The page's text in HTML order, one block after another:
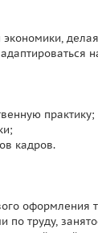
практику;
кадров.
оформления
труду,